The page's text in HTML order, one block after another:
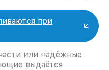
при
или надёжные
выдаётся